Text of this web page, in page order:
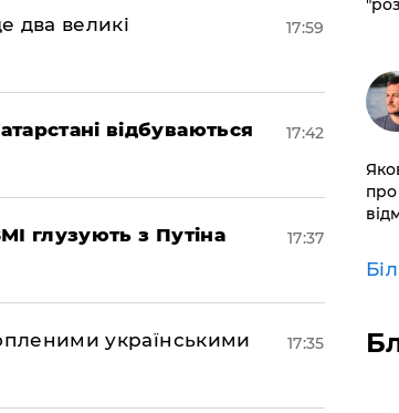
два великі
17:59
відбуваються
17:42
глузують з Путіна
17:37
українськими
17:35